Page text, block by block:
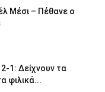
Μέσι – Πέθανε ο
2-1: Δείχνουν τα
φιλικά...